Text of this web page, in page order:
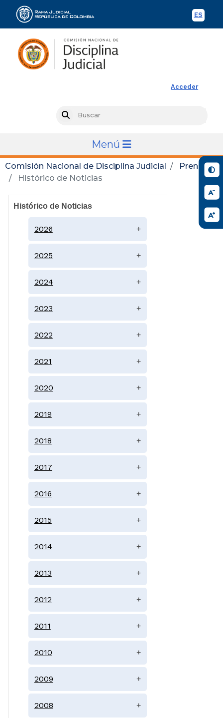
ES
Acceder
Menú
Comisión Nacional de Disciplina Judicial
Prensa
Histórico de Noticias
Histórico de Noticias
2026 +
2025 +
2024 +
2023 +
2022 +
2021 +
2020 +
2019 +
2018 +
2017 +
2016 +
2015 +
2014 +
2013 +
2012 +
2011 +
2010 +
2009 +
2008 +